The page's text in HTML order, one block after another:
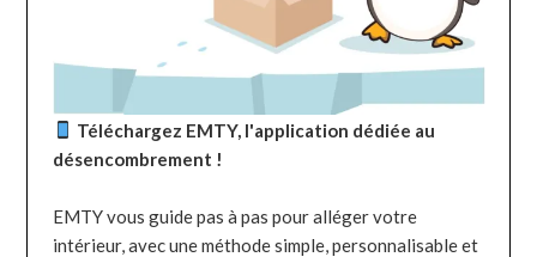
Téléchargez EMTY, l'application dédiée au
désencombrement !
EMTY vous guide pas à pas pour alléger votre
intérieur, avec une méthode simple, personnalisable et